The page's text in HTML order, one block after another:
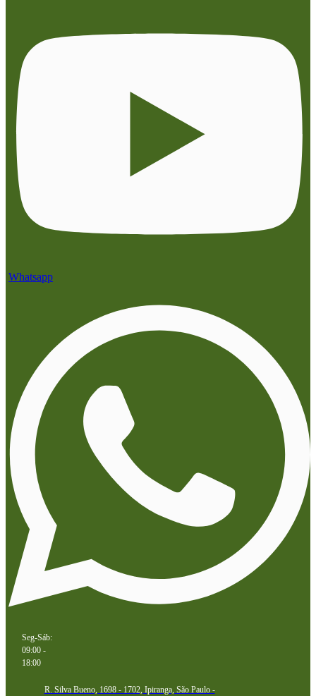
Whatsapp
Seg-Sáb:
09:00 -
18:00
R. Silva Bueno, 1698 - 1702, Ipiranga, São Paulo -